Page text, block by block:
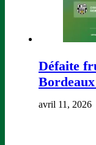
Défaite
avril 11, 2026